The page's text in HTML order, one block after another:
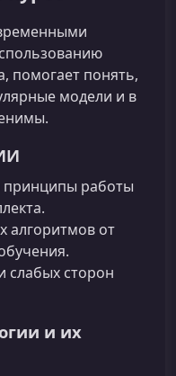
помогает понять,
модели и в
работы
алгоритмов от
слабых сторон
и их